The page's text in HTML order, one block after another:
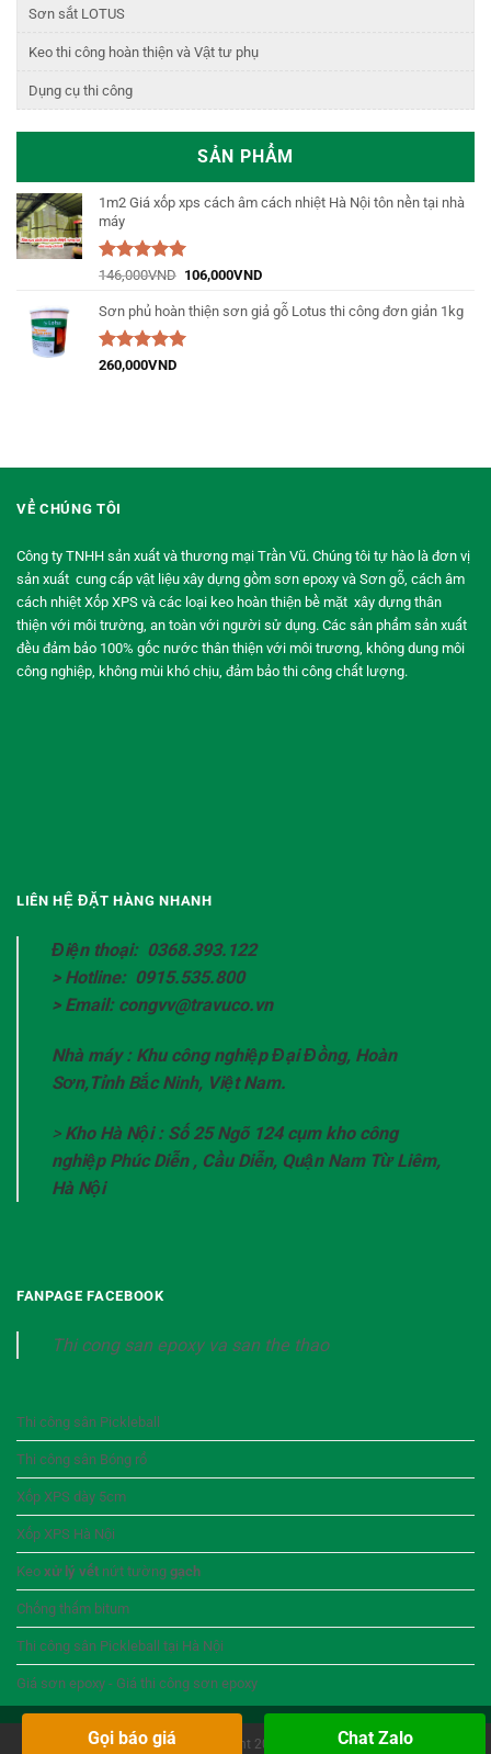
Sơn sắt LOTUS
Keo thi công hoàn thiện và Vật tư phụ
Dụng cụ thi công
SẢN PHẨM
1m2 Giá xốp xps cách âm cách nhiệt Hà Nội tôn nền tại nhà
máy
Được xếp
sao
146,000VND 106,000VND
Sơn phủ hoàn thiện sơn giả gỗ Lotus thi công đơn giản 1kg
Được xếp
260,000VND
VỀ CHÚNG TÔI
Công ty TNHH sản xuất và thương mại Trần Vũ. Chúng tôi tự hào là đơn vị
sản xuất cung cấp vật liệu xây dựng gồm sơn epoxy và Sơn gỗ, cách âm
cách nhiệt Xốp XPS và các loại keo hoàn thiện bề mặt xây dựng thân
thiện với môi trường, an toàn với người sử dụng. Các sản phẩm sản xuất
đều đảm bảo 100% gốc nước thân thiện với môi trương, không dung môi
công nghiệp, không mùi khó chịu, đảm bảo thi công chất lượng.
LIÊN HỆ ĐẶT HÀNG NHANH
Điện thoại: 0368.393.122
> Hotline: 0915.535.800
> Email: congvv@travuco.vn
Nhà máy : Khu công nghiệp Đại Đồng, Hoàn
Sơn,Tỉnh Bắc Ninh, Việt Nam.
> Kho Hà Nội : Số 25 Ngõ 124 cụm kho công
nghiệp Phúc Diễn , Cầu Diễn, Quận Nam Từ Liêm,
Hà Nội
FANPAGE FACEBOOK
Thi cong san epoxy va san the thao
Thi công sân Pickleball
Thi công sân Bóng rổ
Xốp XPS dày 5cm
Xốp XPS Hà Nội
Keo xử lý vết nứt tường gạch
Chống thấm bitum
Thi công sân Pickleball tại Hà Nội
Giá sơn epoxy - Giá thi công sơn epoxy
Copyright 2026 © Chat Zalo
Gọi báo giá